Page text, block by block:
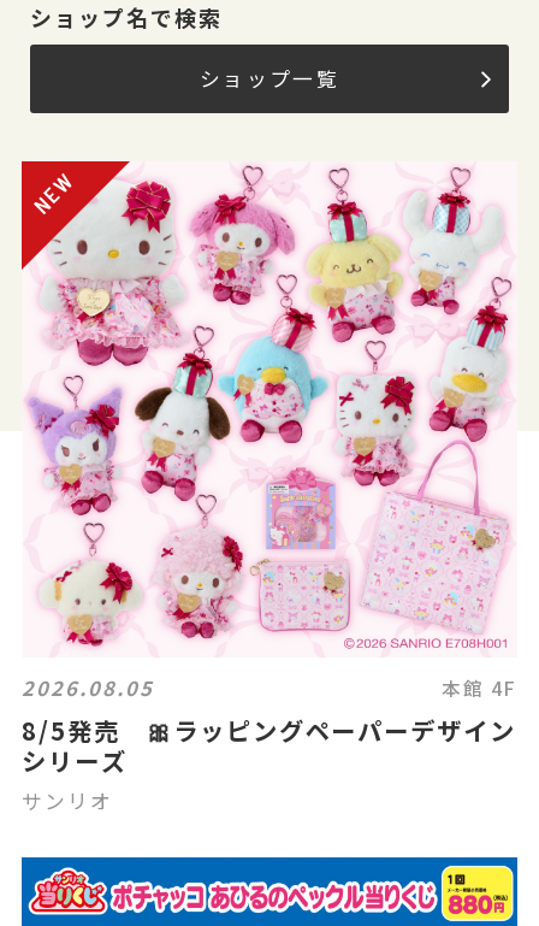
ショップ名で検索
ショップ一覧
2026.08.05 本館 4F
8/5発売 🎀ラッピングペーパーデザイン
シリーズ
サンリオ